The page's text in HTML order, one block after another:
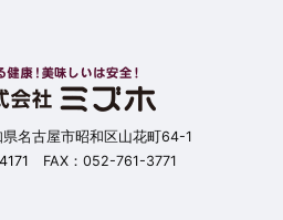
名古屋市昭和区山花町64-1
FAX：052-761-3771